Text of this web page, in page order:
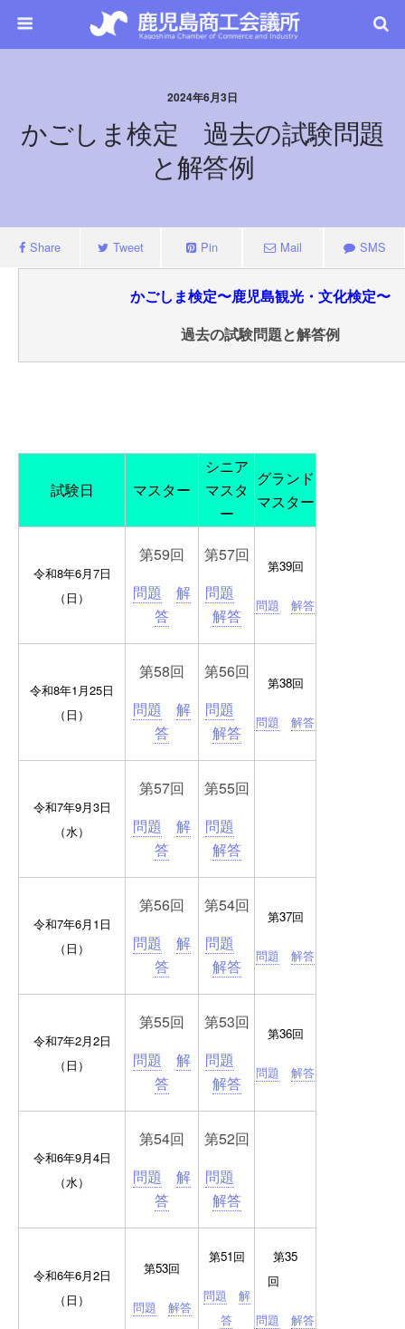
2024年6月3日
かごしま検定 過去の試験問題
と解答例
Share Tweet Pin Mail SMS
かごしま検定〜鹿児島観光・文化検定〜
過去の試験問題と解答例
試験日 マスター
シニア
マスタ
ー
グランド
マスター
令和8年6月7日
（日）
第59回
問題
解
答
第57回
問題
解答
第39回
問題 解答
令和8年1月25日
（日）
第58回
問題
解
答
第56回
問題
解答
第38回
問題 解答
令和7年9月3日
（水）
第57回
問題
解
答
第55回
問題
解答
令和7年6月1日
（日）
第56回
問題
解
答
第54回
問題
解答
第37回
問題 解答
令和7年2月2日
（日）
第55回
問題
解
答
第53回
問題
解答
第36回
問題 解答
令和6年9月4日
（水）
第54回
問題
解
答
第52回
問題
解答
令和6年6月2日
（日）
第53回
問題 解答
第51回
問題
解
答
第35
回
問題 解答